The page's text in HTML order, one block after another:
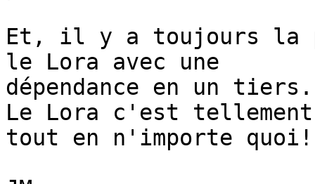
Et, il y a toujours la
le Lora avec une
dépendance en un
Le Lora c'est
tout en n'importe quoi!